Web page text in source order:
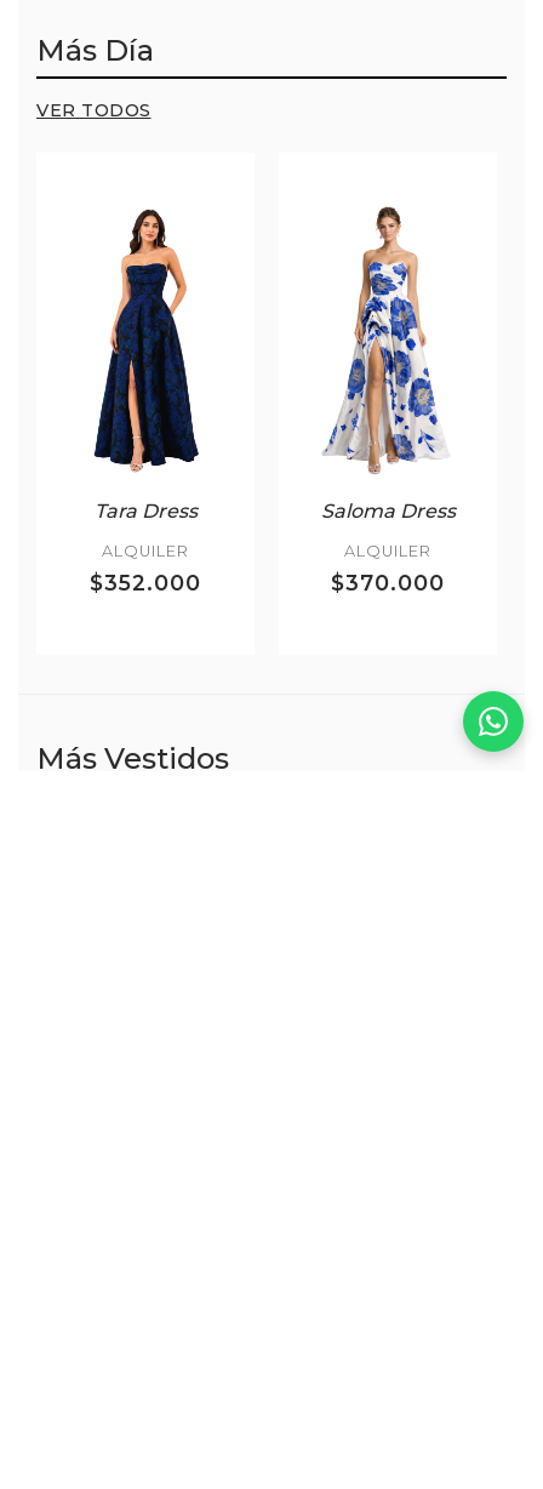
Más Día
VER TODOS
Tara Dress
ALQUILER
$352.000
Saloma Dress
ALQUILER
$370.000
Más Vestidos